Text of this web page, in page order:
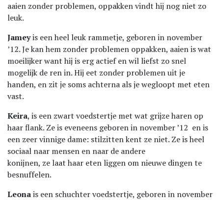
aaien zonder problemen, oppakken vindt hij nog niet zo
leuk.
Jameyis een heel leuk rammetje, geboren in november
’12. Je kan hem zonder problemen oppakken, aaien is wat
moeilijker want hij is erg actief en wil liefst zo snel
mogelijk de ren in. Hij eet zonder problemen uit je
handen, en zit je soms achterna als je wegloopt met eten
vast.
Keira, is een zwart voedstertje met wat grijze haren op
haar flank. Ze is eveneens geboren in november ’12 en is
een zeer vinnige dame: stilzitten kent ze niet. Ze is heel
sociaal naar mensen en naar de andere
konijnen, ze laat haar eten liggen om nieuwe dingen te
besnuffelen.
Leonais een schuchter voedstertje, geboren in november